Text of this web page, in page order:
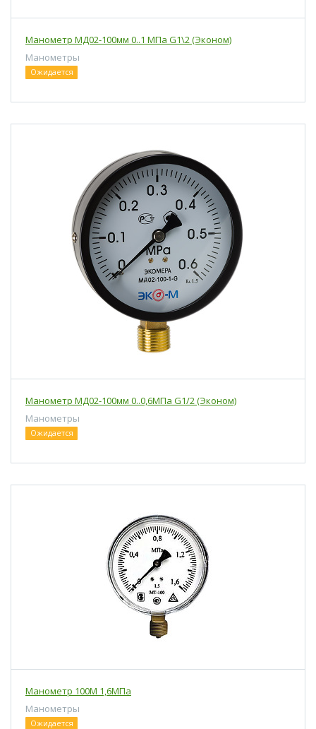
Манометр МД02-100мм 0..1 МПа G1\2 (Эконом)
Манометры
Ожидается
Манометр МД02-100мм 0..0,6МПа G1/2 (Эконом)
Манометры
Ожидается
Манометр 100М 1,6МПа
Манометры
Ожидается